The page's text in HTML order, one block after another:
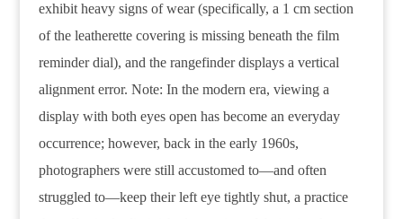
exhibit heavy signs of wear (specifically, a 1 cm section
of the leatherette covering is missing beneath the film
reminder dial), and the rangefinder displays a vertical
alignment error. Note: In the modern era, viewing a
display with both eyes open has become an everyday
occurrence; however, back in the early 1960s,
photographers were still accustomed to—and often
struggled to—keep their left eye tightly shut, a practice